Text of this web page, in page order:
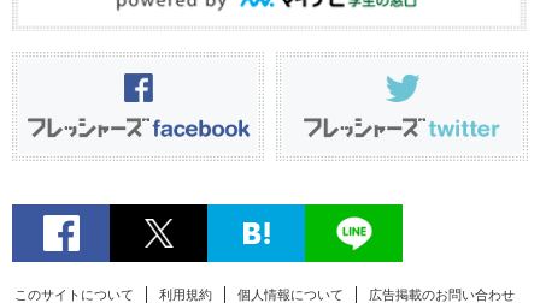
このサイトについて 利用規約 個人情報について 広告掲載のお問い合わせ